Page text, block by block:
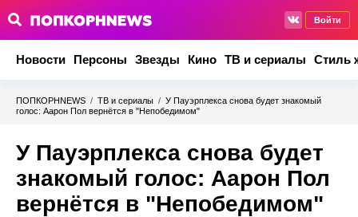
Войти
Новости Персоны Звезды Кино ТВ и сериалы Стиль
ПОПКОРНNEWS / ТВ и сериалы / У Пауэрплекса снова будет знакомый
голос: Аарон Пол вернётся в "Непобедимом"
У Пауэрплекса снова будет
знакомый голос: Аарон Пол
вернётся в "Непобедимом"